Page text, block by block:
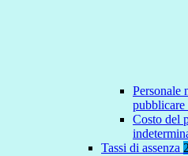
Personale
Costo del
Tassi di assenza